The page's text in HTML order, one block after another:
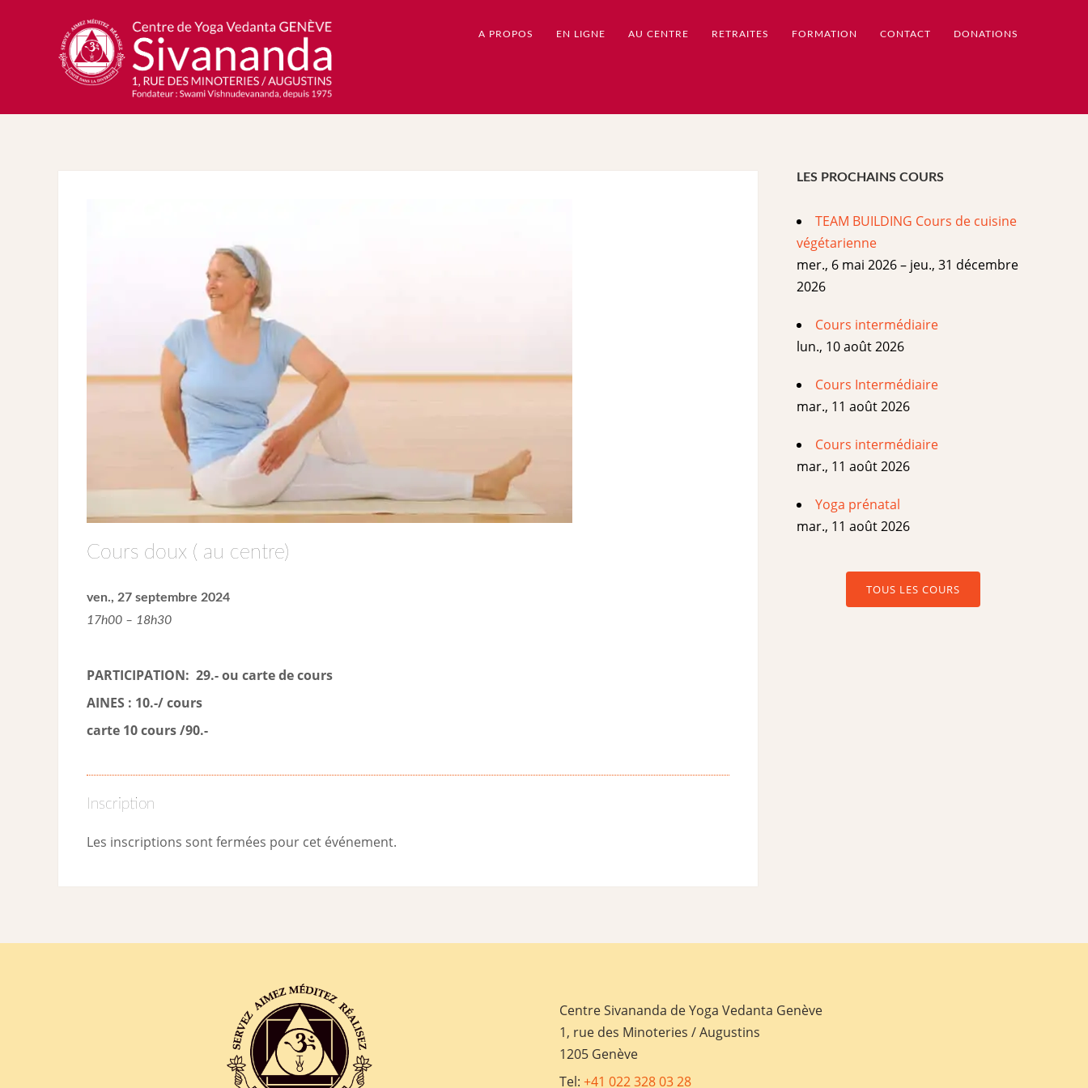
A PROPOS EN LIGNE AU CENTRE RETRAITES FORMATION CONTACT DONATIONS
Cours doux ( au centre)
ven., 27 septembre 2024
17h00 – 18h30
PARTICIPATION: 29.- ou carte de cours
AINES : 10.-/ cours
carte 10 cours /90.-
Inscription
Les inscriptions sont fermées pour cet événement.
LES PROCHAINS COURS
TEAM BUILDING Cours de cuisine
végétarienne
mer., 6 mai 2026 – jeu., 31 décembre
2026
Cours intermédiaire
lun., 10 août 2026
Cours Intermédiaire
mar., 11 août 2026
Cours intermédiaire
mar., 11 août 2026
Yoga prénatal
mar., 11 août 2026
TOUS LES COURS
Centre Sivananda de Yoga Vedanta Genève
1, rue des Minoteries / Augustins
1205 Genève
Tel: +41 022 328 03 28